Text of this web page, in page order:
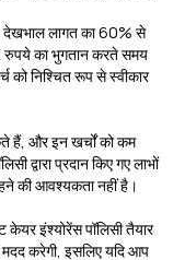
देखभाल लागत का 60% से
रुपये का भुगतान करते समय
को निश्चित रूप से स्वीकार
हैं, और इन खर्चों को कम
द्वारा प्रदान किए गए लाभों
की आवश्यकता नहीं है।
इंश्योरेंस पॉलिसी तैयार
करेगी, इसलिए यदि आप